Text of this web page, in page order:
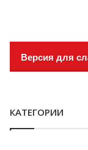
Версия для
КАТЕГОРИИ